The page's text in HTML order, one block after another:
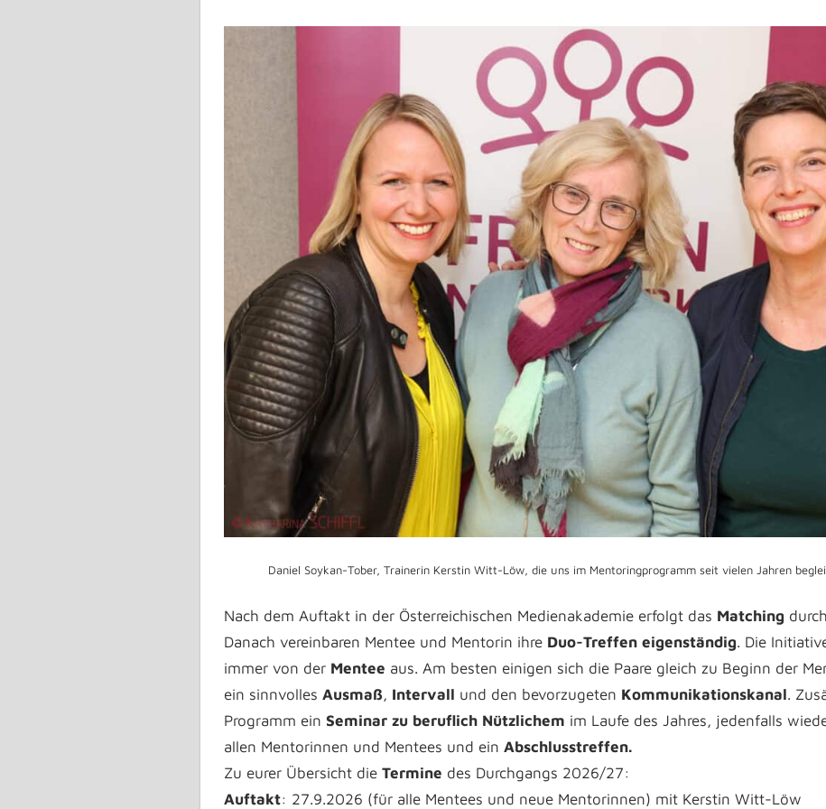
Daniel Soykan-Tober, Trainerin Kerstin Witt-Löw, die uns im Mentoringprogramm seit vielen Jahren
Nach dem Auftakt in der Österreichischen Medienakademie erfolgt das Matching
Danach vereinbaren Mentee und Mentorin ihre Duo-Treffen eigenständig. Die
immer von der Mentee aus. Am besten einigen sich die Paare gleich zu Beginn der
ein sinnvolles Ausmaß, Intervall und den bevorzugeten Kommunikationskanal.
Programm ein Seminar zu beruflich Nützlichem im Laufe des Jahres, jedenfalls
allen Mentorinnen und Mentees und ein Abschlusstreffen.
Zu eurer Übersicht die Termine des Durchgangs 2026/27:
Auftakt: 27.9.2026 (für alle Mentees und neue Mentorinnen) mit Kerstin Witt-Löw